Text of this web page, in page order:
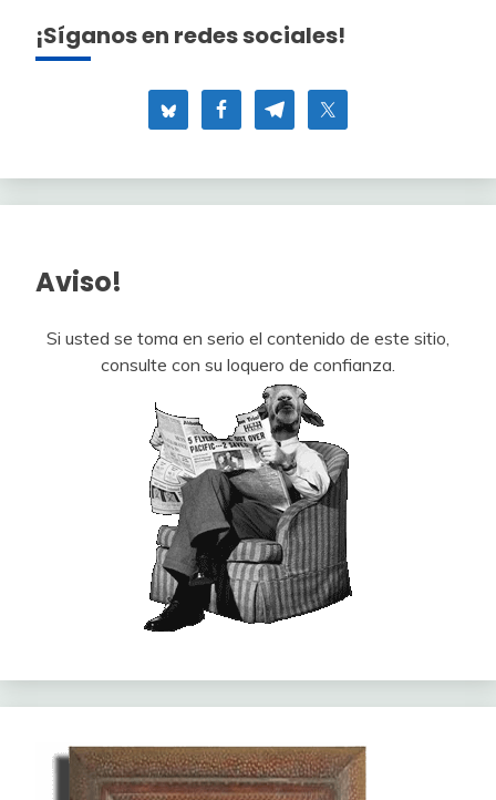
¡Síganos en redes sociales!
Aviso!
Si usted se toma en serio el contenido de este sitio,
consulte con su loquero de confianza.